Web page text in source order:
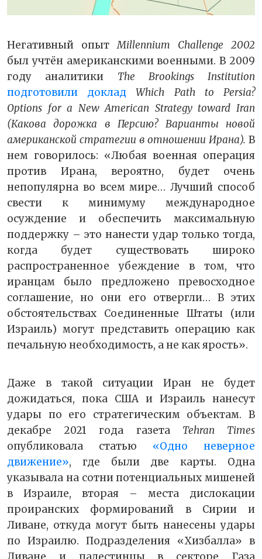
Негативный опытMillennium Challenge 2002
был учтён американскими военными. В 2009
году аналитики The Brookings Institution
подготовили доклад
Which Path to Persia?
Options for a New American Strategy toward Iran
(Какова дорожка в Персию? Варианты новой
американской стратегии в отношении Ирана). В
нем говорилось: «Любая военная операция
против Ирана, вероятно, будет очень
непопулярна во всем мире… Лучший способ
свести к минимуму международное
осуждение и обеспечить максимальную
поддержку – это нанести удар только тогда,
когда будет существовать широко
распространенное убеждение в том, что
иранцам было предложено превосходное
соглашение, но они его отвергли… В этих
обстоятельствах Соединенные Штаты (или
Израиль) могут представить операцию как
печальную необходимость, а не как ярость».
Даже в такой ситуации Иран не будет
дожидаться, пока США и Израиль нанесут
удары по его стратегическим объектам. В
декабре 2021 года газета Tehran Times
опубликовала статью «Одно неверное
движение», где были две карты. Одна
указывала на сотни потенциальных мишеней
в Израиле, вторая – места дислокации
проиранских формирований в Сирии и
Ливане, откуда могут быть нанесены удары
по Израилю. Подразделения «Хизбалла» в